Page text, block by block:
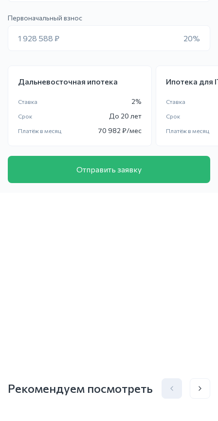
Первоначальный взнос
1 928 588 ₽ 20%
Дальневосточная ипотека
Ставка 2%
Срок До 20 лет
Платёж в месяц 70 982 ₽/мес
Ипотека для
Ставка
Срок
Платёж в месяц
Отправить заявку
Рекомендуем посмотреть